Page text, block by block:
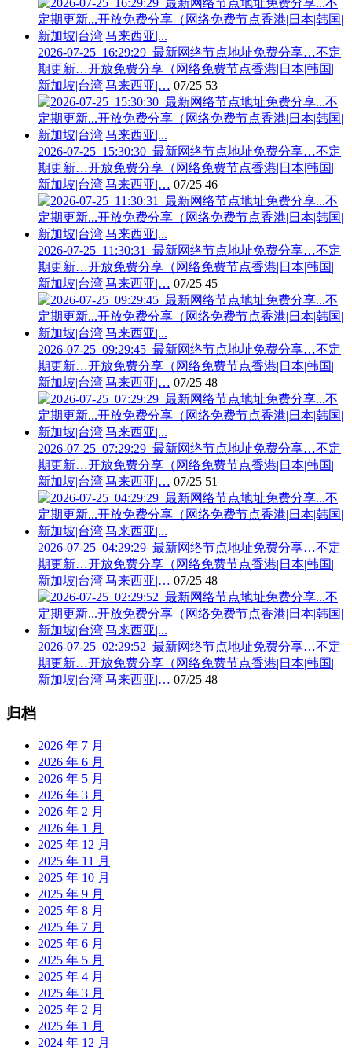
2026-07-25_16:29:29_最新网络节点地址免费分享…不定
期更新…开放免费分享（网络免费节点香港|日本|韩国|
新加坡|台湾|马来西亚|… 07/25 53
2026-07-25_15:30:30_最新网络节点地址免费分享…不定
期更新…开放免费分享（网络免费节点香港|日本|韩国|
新加坡|台湾|马来西亚|… 07/25 46
2026-07-25_11:30:31_最新网络节点地址免费分享…不定
期更新…开放免费分享（网络免费节点香港|日本|韩国|
新加坡|台湾|马来西亚|… 07/25 45
2026-07-25_09:29:45_最新网络节点地址免费分享…不定
期更新…开放免费分享（网络免费节点香港|日本|韩国|
新加坡|台湾|马来西亚|… 07/25 48
2026-07-25_07:29:29_最新网络节点地址免费分享…不定
期更新…开放免费分享（网络免费节点香港|日本|韩国|
新加坡|台湾|马来西亚|… 07/25 51
2026-07-25_04:29:29_最新网络节点地址免费分享…不定
期更新…开放免费分享（网络免费节点香港|日本|韩国|
新加坡|台湾|马来西亚|… 07/25 48
2026-07-25_02:29:52_最新网络节点地址免费分享…不定
期更新…开放免费分享（网络免费节点香港|日本|韩国|
新加坡|台湾|马来西亚|… 07/25 48
归档
2026 年 7 月
2026 年 6 月
2026 年 5 月
2026 年 3 月
2026 年 2 月
2026 年 1 月
2025 年 12 月
2025 年 11 月
2025 年 10 月
2025 年 9 月
2025 年 8 月
2025 年 7 月
2025 年 6 月
2025 年 5 月
2025 年 4 月
2025 年 3 月
2025 年 2 月
2025 年 1 月
2024 年 12 月